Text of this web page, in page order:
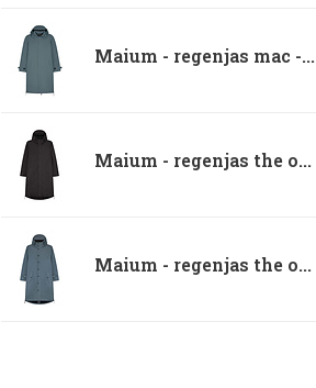
Maium - regenjas mac -...
Maium - regenjas the o...
Maium - regenjas the o...